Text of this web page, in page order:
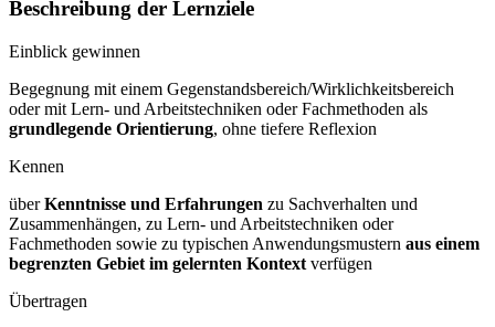
Beschreibung der Lernziele
Einblick gewinnen
Begegnung mit einem Gegenstandsbereich/Wirklichkeitsbereich
oder mit Lern- und Arbeitstechniken oder Fachmethoden als
grundlegende Orientierung, ohne tiefere Reflexion
Kennen
überKenntnisse und Erfahrungen zu Sachverhalten und
Zusammenhängen, zu Lern- und Arbeitstechniken oder
Fachmethoden sowie zu typischen Anwendungsmustern aus einem
begrenzten Gebiet im gelernten Kontext verfügen
Übertragen